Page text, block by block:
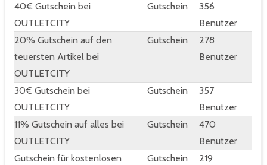
40€ Gutschein bei
OUTLETCITY
Gutschein
356
Benutzer
20% Gutschein auf den
teuersten Artikel bei
OUTLETCITY
Gutschein
278
Benutzer
30€ Gutschein bei
OUTLETCITY
Gutschein
357
Benutzer
11% Gutschein auf alles bei
OUTLETCITY
Gutschein
470
Benutzer
Gutschein für kostenlosen
Gutschein
219